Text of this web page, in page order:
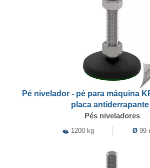
Pé nivelador - pé para máquina
placa antiderrapante
Pés niveladores
1200 kg Ø 99